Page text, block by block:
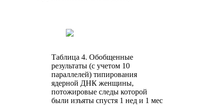
Таблица 4. Обобщенные
результаты (с учетом 10
параллелей) типирования
ядерной ДНК женщины,
потожировые следы которой
были изъяты спустя 1 нед и 1 мес